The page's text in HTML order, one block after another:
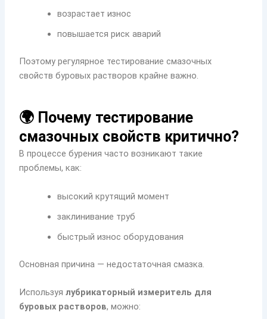
возрастает износ
повышается риск аварий
Поэтому регулярное тестирование смазочных
свойств буровых растворов крайне важно.
🌍 Почему тестирование
смазочных свойств критично?
В процессе бурения часто возникают такие
проблемы, как:
высокий крутящий момент
заклинивание труб
быстрый износ оборудования
Основная причина — недостаточная смазка.
Используялубрикаторный измеритель для
буровых растворов, можно: